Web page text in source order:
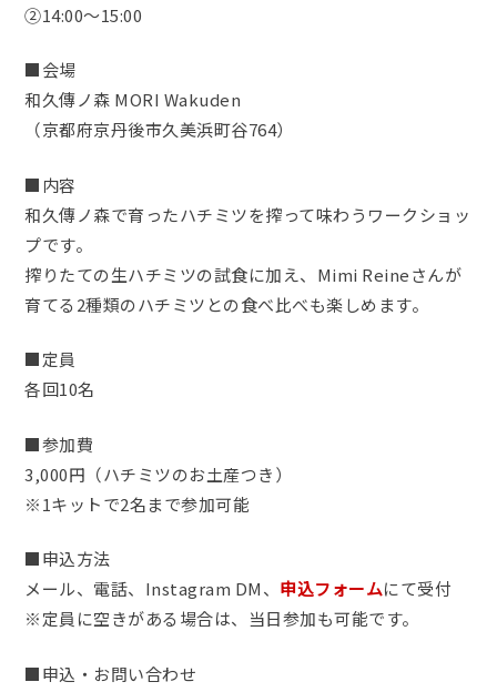
②14:00～15:00
■会場
和久傳ノ森 MORI Wakuden
（京都府京丹後市久美浜町谷764）
■内容
和久傳ノ森で育ったハチミツを搾って味わうワークショッ
プです。
搾りたての生ハチミツの試食に加え、Mimi Reineさんが
育てる2種類のハチミツとの食べ比べも楽しめます。
■定員
各回10名
■参加費
3,000円（ハチミツのお土産つき）
※1キットで2名まで参加可能
■申込方法
メール、電話、Instagram DM、 申込フォームにて受付
※定員に空きがある場合は、当日参加も可能です。
■申込・お問い合わせ